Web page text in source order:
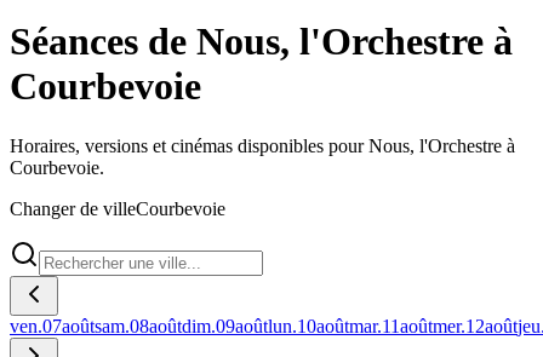
Séances de Nous, l'Orchestre à
Courbevoie
Horaires, versions et cinémas disponibles pour Nous, l'Orchestre à
Courbevoie.
Changer de villeCourbevoie
ven.07aoûtsam.08aoûtdim.09aoûtlun.10aoûtmar.11aoûtmer.12août